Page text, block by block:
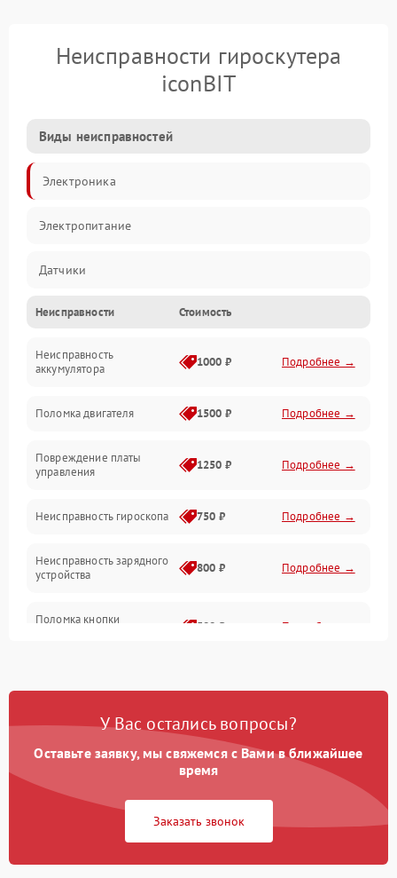
Неисправности гироскутера
iconBIT
Виды неисправностей
Электроника
Электропитание
Датчики
Привод
Механические повреждения
Неисправности Стоимость
Неисправность
аккумулятора
1000 ₽ Подробнее →
Поломка двигателя 1500 ₽ Подробнее →
Повреждение платы
управления
1250 ₽ Подробнее →
Неисправность гироскопа 750 ₽ Подробнее →
Неисправность зарядного
устройства
800 ₽ Подробнее →
Поломка кнопки
500 ₽ Подробнее →
наклона
зарядки
750 ₽
Повреждение проводов
500 ₽
У Вас остались вопросы?
Оставьте заявку, мы свяжемся с Вами в ближайшее
время
Заказать звонок